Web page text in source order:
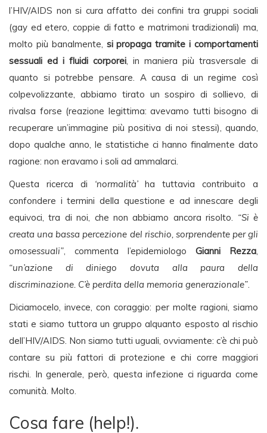
l’HIV/AIDS non si cura affatto dei confini tra gruppi sociali
(gay ed etero, coppie di fatto e matrimoni tradizionali) ma,
molto più banalmente, si propaga tramite i comportamenti
sessuali ed i fluidi corporei, in maniera più trasversale di
quanto si potrebbe pensare. A causa di un regime così
colpevolizzante, abbiamo tirato un sospiro di sollievo, di
rivalsa forse (reazione legittima: avevamo tutti bisogno di
recuperare un’immagine più positiva di noi stessi), quando,
dopo qualche anno, le statistiche ci hanno finalmente dato
ragione: non eravamo i soli ad ammalarci.
Questa ricerca di ‘normalità’ha tuttavia contribuito a
confondere i termini della questione e ad innescare degli
equivoci, tra di noi, che non abbiamo ancora risolto. “Si è
creata una bassa percezione del rischio, sorprendente per gli
omosessuali”, commenta l’epidemiologo Gianni Rezza,
“un’azione di diniego dovuta alla paura della
discriminazione. C’è perdita della memoria generazionale”.
Diciamocelo, invece, con coraggio: per molte ragioni, siamo
stati e siamo tuttora un gruppo alquanto esposto al rischio
dell’HIV/AIDS. Non siamo tutti uguali, ovviamente: c’è chi può
contare su più fattori di protezione e chi corre maggiori
rischi. In generale, però, questa infezione ci riguarda come
comunità. Molto.
Cosa fare (help!).